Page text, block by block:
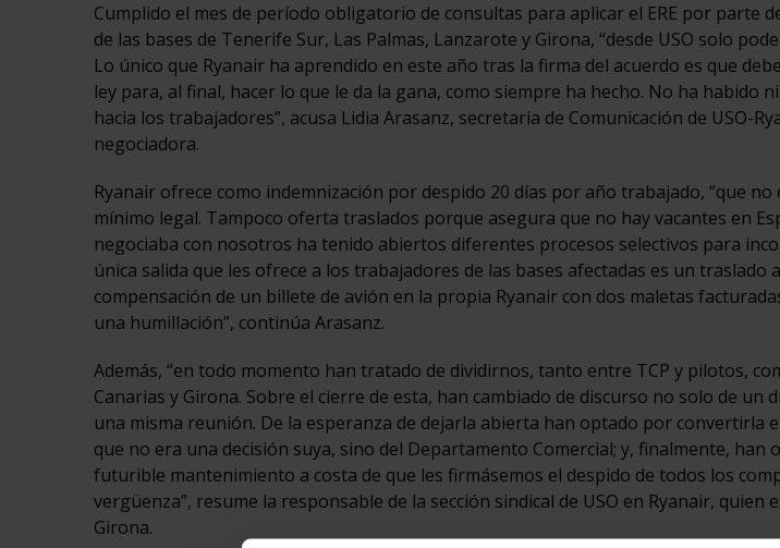
Cumplido el mes de período obligatorio de consultas para aplicar el ERE por parte
de las bases de Tenerife Sur, Las Palmas, Lanzarote y Girona, “desde USO solo
Lo único que Ryanair ha aprendido en este año tras la firma del acuerdo es que
ley para, al final, hacer lo que le da la gana, como siempre ha hecho. No ha habido
hacia los trabajadores”, acusa Lidia Arasanz, secretaria de Comunicación de USO-
negociadora.
Ryanair ofrece como indemnización por despido 20 días por año trabajado, “que
mínimo legal. Tampoco oferta traslados porque asegura que no hay vacantes en
negociaba con nosotros ha tenido abiertos diferentes procesos selectivos para
única salida que les ofrece a los trabajadores de las bases afectadas es un traslado
compensación de un billete de avión en la propia Ryanair con dos maletas
una humillación”, continúa Arasanz.
Además, “en todo momento han tratado de dividirnos, tanto entre TCP y pilotos,
Canarias y Girona. Sobre el cierre de esta, han cambiado de discurso no solo de un
una misma reunión. De la esperanza de dejarla abierta han optado por convertirla
que no era una decisión suya, sino del Departamento Comercial; y, finalmente, han
futurible mantenimiento a costa de que les firmásemos el despido de todos los
vergüenza”, resume la responsable de la sección sindical de USO en Ryanair, quien
Girona.